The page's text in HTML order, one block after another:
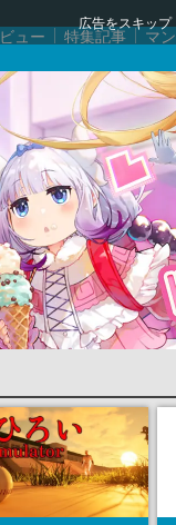
広告をスキップ
ュー 特集記事 マ